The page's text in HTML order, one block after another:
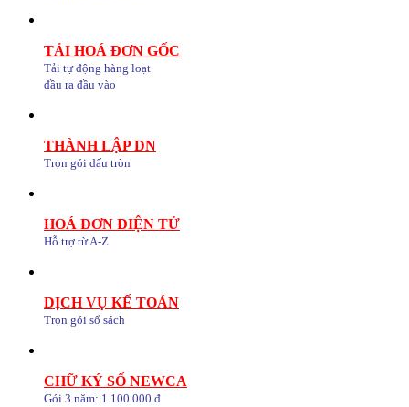
TẢI HOÁ ĐƠN GỐC
Tải tự động hàng loạt
đầu ra đầu vào
THÀNH LẬP DN
Trọn gói dấu tròn
HOÁ ĐƠN ĐIỆN TỬ
Hỗ trợ từ A-Z
DỊCH VỤ KẾ TOÁN
Trọn gói sổ sách
CHỮ KÝ SỐ NEWCA
Gói 3 năm: 1.100.000 đ